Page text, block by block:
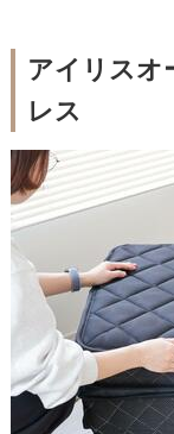
アイリスオ
レス